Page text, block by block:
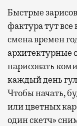
Быстрые
фактура тут
смена времен
архитектурные
нарисовать
каждый день
Чтобы начать,
или цветных
один скетч»